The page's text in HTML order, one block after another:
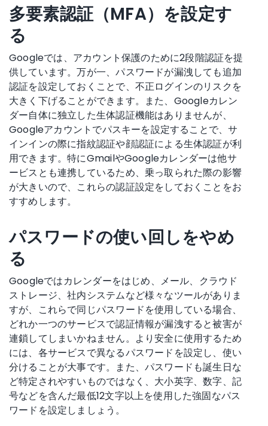
多要素認証（MFA）を設定す
る
Googleでは、アカウント保護のために2段階認証を提
供しています。万が一、パスワードが漏洩しても追加
認証を設定しておくことで、不正ログインのリスクを
大きく下げることができます。また、Googleカレン
ダー自体に独立した生体認証機能はありませんが、
Googleアカウントでパスキーを設定することで、サ
インインの際に指紋認証や顔認証による生体認証が利
用できます。特にGmailやGoogleカレンダーは他サ
ービスとも連携しているため、乗っ取られた際の影響
が大きいので、これらの認証設定をしておくことをお
すすめします。
パスワードの使い回しをやめ
る
Googleではカレンダーをはじめ、メール、クラウド
ストレージ、社内システムなど様々なツールがありま
すが、これらで同じパスワードを使用している場合、
どれか一つのサービスで認証情報が漏洩すると被害が
連鎖してしまいかねません。より安全に使用するため
には、各サービスで異なるパスワードを設定し、使い
分けることが大事です。また、パスワードも誕生日な
ど特定されやすいものではなく、大小英字、数字、記
号などを含んだ最低12文字以上を使用した強固なパス
ワードを設定しましょう。